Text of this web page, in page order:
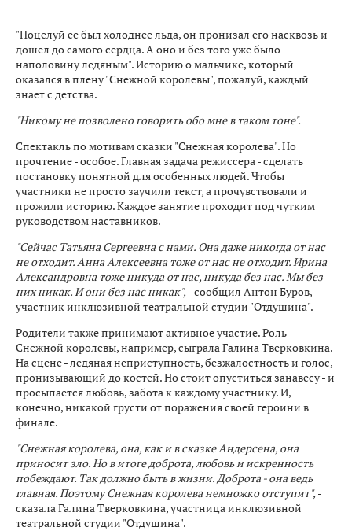
"Поцелуй ее был холоднее льда, он пронизал его насквозь и
дошел до самого сердца. А оно и без того уже было
наполовину ледяным". Историю о мальчике, который
оказался в плену "Снежной королевы", пожалуй, каждый
знает с детства.
"Никому не позволено говорить обо мне в таком тоне".
Спектакль по мотивам сказки "Снежная королева". Но
прочтение - особое. Главная задача режиссера - сделать
постановку понятной для особенных людей. Чтобы
участники не просто заучили текст, а прочувствовали и
прожили историю. Каждое занятие проходит под чутким
руководством наставников.
"Сейчас Татьяна Сергеевна с нами. Она даже никогда от нас
не отходит. Анна Алексеевна тоже от нас не отходит. Ирина
Александровна тоже никуда от нас, никуда без нас. Мы без
них никак. И они без нас никак", - сообщил Антон Буров,
участник инклюзивной театральной студии "Отдушина".
Родители также принимают активное участие. Роль
Снежной королевы, например, сыграла Галина Тверковкина.
На сцене - ледяная неприступность, безжалостность и голос,
пронизывающий до костей. Но стоит опуститься занавесу - и
просыпается любовь, забота к каждому участнику. И,
конечно, никакой грусти от поражения своей героини в
финале.
"Снежная королева, она, как и в сказке Андерсена, она
приносит зло. Но в итоге доброта, любовь и искренность
побеждают. Так должно быть в жизни. Доброта - она ведь
главная. Поэтому Снежная королева немножко отступит", -
сказала Галина Тверковкина, участница инклюзивной
театральной студии "Отдушина".